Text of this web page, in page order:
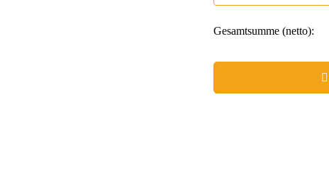
Gesamtsumme (netto):